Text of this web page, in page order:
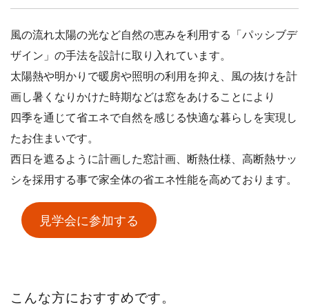
風の流れ太陽の光など自然の恵みを利用する「パッシブデ
ザイン」 の手法を設計に取り入れています。
太陽熱や明かりで暖房や照明の利用を抑え、 風の抜けを計
画し暑くなりかけた時期などは窓をあけることにより
四季を通じて省エネで自然を感じる快適な暮らしを実現し
たお住ま いです。
西日を遮るように計画した窓計画、断熱仕様、 高断熱サッ
シを採用する事で家全体の省エネ性能を高めております。
見学会に参加する
こんな方におすすめです。